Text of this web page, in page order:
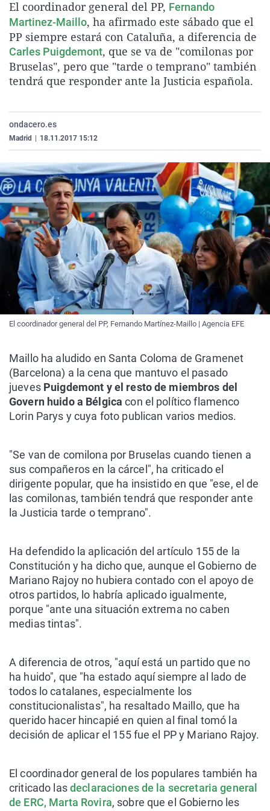
La rosa de los vientos
Gente viajera
Como el perro y el
Caso
Retornados
Equipo de
Operación Viuda
Extremadura
Galicia
La Rioja
Navarra
Virales
Televisión
Elecciones
El coordinador general del PP, Fernando
Martinez-Maillo, ha afirmado este sábado que el
PP siempre estará con Cataluña, a diferencia de
Carles Puigdemont, que se va de "comilonas por
Bruselas", pero que "tarde o temprano" también
tendrá que responder ante la Justicia española.
ondacero.es
Madrid 18.11.2017 15:12
El coordinador general del PP, Fernando Martínez-Maillo | Agencia EFE
Maillo ha aludido en Santa Coloma de Gramenet
(Barcelona) a la cena que mantuvo el pasado
jueves Puigdemont y el resto de miembros del
Govern huido a Bélgicacon el político flamenco
Lorin Parys y cuya foto publican varios medios.
"Se van de comilona por Bruselas cuando tienen a
sus compañeros en la cárcel", ha criticado el
dirigente popular, que ha insistido en que "ese, el de
las comilonas, también tendrá que responder ante
la Justicia tarde o temprano".
Ha defendido la aplicación del artículo 155 de la
Constitución y ha dicho que, aunque el Gobierno de
Mariano Rajoy no hubiera contado con el apoyo de
otros partidos, lo habría aplicado igualmente,
porque "ante una situación extrema no caben
medias tintas".
A diferencia de otros, "aquí está un partido que no
ha huido", que "ha estado aquí siempre al lado de
todos lo catalanes, especialmente los
constitucionalistas", ha resaltado Maillo, que ha
querido hacer hincapié en quien al final tomó la
decisión de aplicar el 155 fue el PP y Mariano Rajoy.
El coordinador general de los populares también ha
criticado lasdeclaraciones de la secretaria general
de ERC, Marta Rovira, sobre que el Gobierno les